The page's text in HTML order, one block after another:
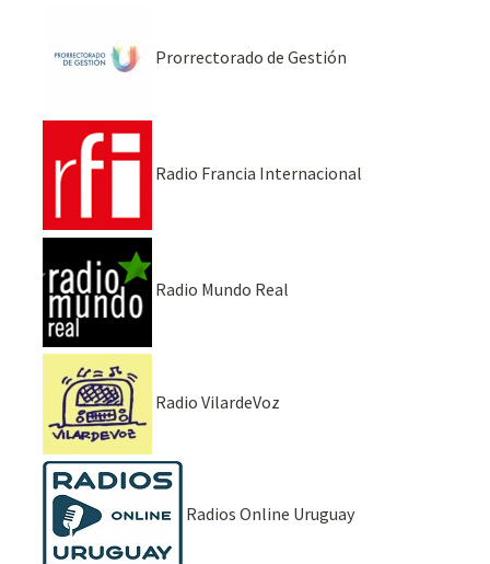
Prorrectorado de Gestión
Radio Francia Internacional
Radio Mundo Real
Radio VilardeVoz
Radios Online Uruguay